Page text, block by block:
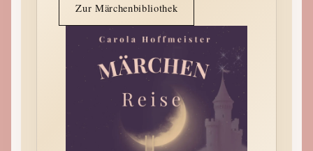
Zur Märchenbibliothek